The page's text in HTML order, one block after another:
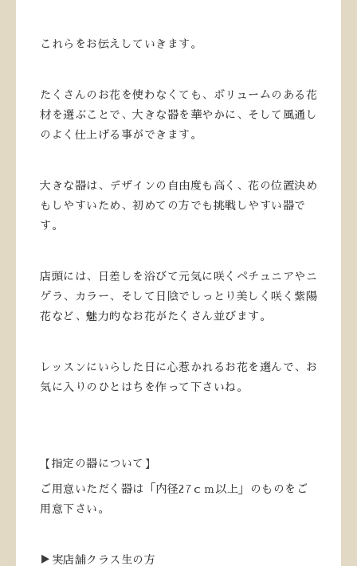
これらをお伝えしていきます。
たくさんのお花を使わなくても、ボリュームのある花
材を選ぶことで、大きな器を華やかに、そして風通し
のよく仕上げる事ができます。
大きな器は、デザインの自由度も高く、花の位置決め
もしやすいため、初めての方でも挑戦しやすい器で
す。
店頭には、日差しを浴びて元気に咲くペチュニアやニ
ゲラ、カラー、そして日陰でしっとり美しく咲く紫陽
花など、魅力的なお花がたくさん並びます。
レッスンにいらした日に心惹かれるお花を選んで、お
気に入りのひとはちを作って下さいね。
【指定の器について】
ご用意いただく器は「内径27ｃｍ以上」のものをご
用意下さい。
▶実店舗クラス生の方